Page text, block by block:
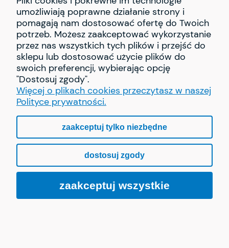
INFORMACJE
PŁATNOŚCI I DOSTAWA
O NAS
pokaż pełną wersję strony
Sklep internetowy Shoper.pl
umożliwiają poprawne działanie strony i
pomagają nam dostosować ofertę do Twoich
potrzeb. Możesz zaakceptować wykorzystanie
przez nas wszystkich tych plików i przejść do
sklepu lub dostosować użycie plików do
swoich preferencji, wybierając opcję
"Dostosuj zgody".
Więcej o plikach cookies przeczytasz w naszej
Polityce prywatności.
zaakceptuj tylko niezbędne
dostosuj zgody
zaakceptuj wszystkie